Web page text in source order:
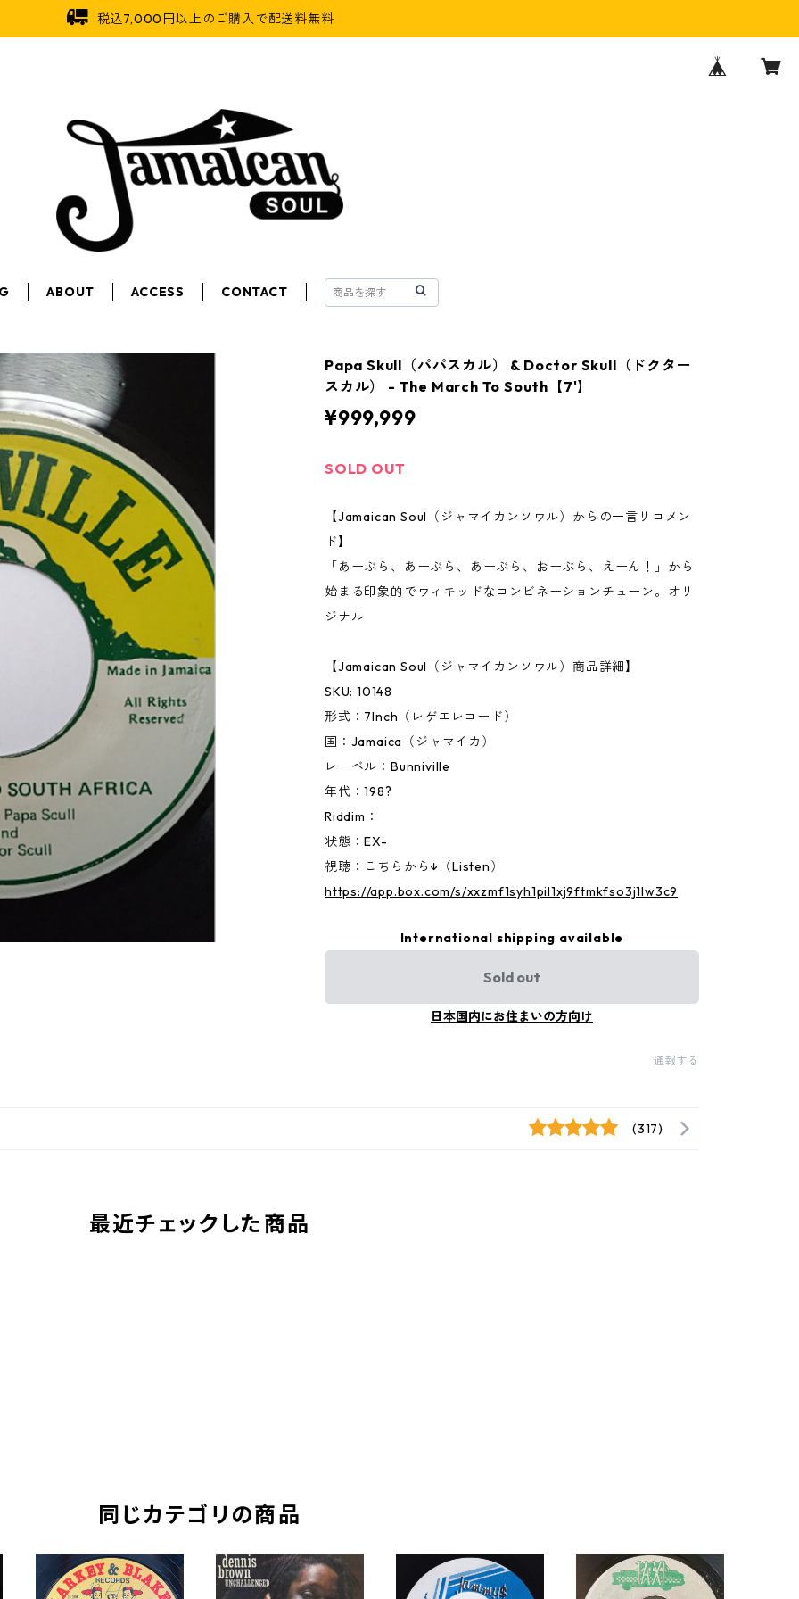
税込7,000円以上のご購入で配送料無料
ABOUT ACCESS CONTACT
Papa Skull（パパスカル） & Doctor Skull（ドクター
スカル） - The March To South【7'】
¥999,999
SOLD OUT
【Jamaican Soul（ジャマイカンソウル）からの一言リコメン
ド】
「あーぶら、あーぶら、あーぶら、おーぶら、えーん！」から
始まる印象的でウィキッドなコンビネーションチューン。オリ
ジナル
【Jamaican Soul（ジャマイカンソウル）商品詳細】
SKU: 10148
形式：7Inch（レゲエレコード）
国：Jamaica（ジャマイカ）
レーベル：Bunniville
年代：198?
Riddim：
状態：EX-
視聴：こちらから↓（Listen）
https://app.box.com/s/xxzmf1syh1pil1xj9ftmkfso3j1lw3c9
International shipping available
Sold out
日本国内にお住まいの方向け
通報する
(317)
最近チェックした商品
同じカテゴリの商品